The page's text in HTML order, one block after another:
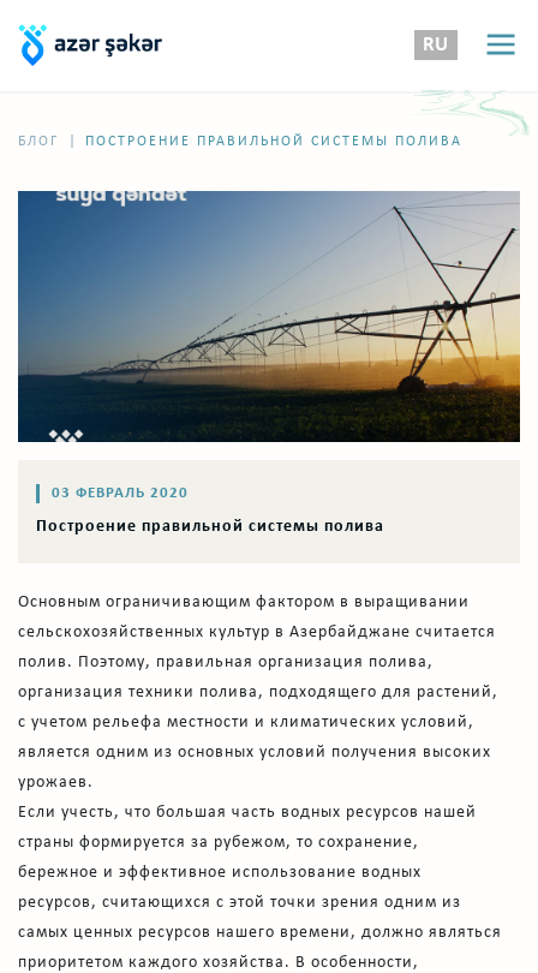
RU
БЛОГ ПОСТРОЕНИЕ ПРАВИЛЬНОЙ СИСТЕМЫ ПОЛИВА
03 ФЕВРАЛЬ 2020
Построение правильной системы полива
Основным ограничивающим фактором в выращивании
сельскохозяйственных культур в Азербайджане считается
полив. Поэтому, правильная организация полива,
организация техники полива, подходящего для растений,
с учетом рельефа местности и климатических условий,
является одним из основных условий получения высоких
урожаев.
Если учесть, что большая часть водных ресурсов нашей
страны формируется за рубежом, то сохранение,
бережное и эффективное использование водных
ресурсов, считающихся с этой точки зрения одним из
самых ценных ресурсов нашего времени, должно являться
приоритетом каждого хозяйства. В особенности,